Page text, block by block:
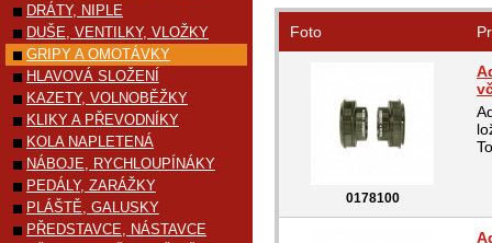
Foto
0178100
DRÁTY, NIPLE
DUŠE, VENTILKY, VLOŽKY
GRIPY A OMOTÁVKY
HLAVOVÁ SLOŽENÍ
KAZETY, VOLNOBĚŽKY
KLIKY A PŘEVODNÍKY
KOLA NAPLETENÁ
NÁBOJE, RYCHLOUPÍNÁKY
PEDÁLY, ZARÁŽKY
PLÁŠTĚ, GALUSKY
PŘEDSTAVCE, NÁSTAVCE